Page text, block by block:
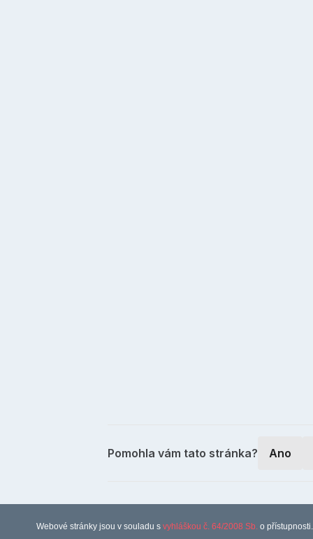
Pomohla vám tato stránka? Ano
Webové stránky jsou v souladu s vyhláškou č. 64/2008 Sb. o přístupnosti.